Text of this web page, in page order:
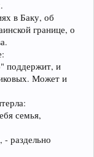
в Баку, об
границе, о
поддержит, и
Может и
семья,
раздельно